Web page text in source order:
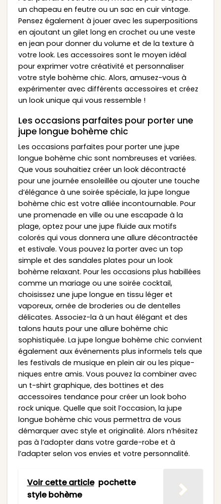
un chapeau en feutre ou un sac en cuir vintage.
Pensez également à jouer avec les superpositions
en ajoutant un gilet long en crochet ou une veste
en jean pour donner du volume et de la texture à
votre look. Les accessoires sont le moyen idéal
pour exprimer votre créativité et personnaliser
votre style bohème chic. Alors, amusez-vous à
expérimenter avec différents accessoires et créez
un look unique qui vous ressemble !
Les occasions parfaites pour porter une
jupe longue bohème chic
Les occasions parfaites pour porter une jupe
longue bohème chic sont nombreuses et variées.
Que vous souhaitiez créer un look décontracté
pour une journée ensoleillée ou ajouter une touche
d’élégance à une soirée spéciale, la jupe longue
bohème chic est votre alliée incontournable. Pour
une promenade en ville ou une escapade à la
plage, optez pour une jupe fluide aux motifs
colorés qui vous donnera une allure décontractée
et estivale. Vous pouvez la porter avec un top
simple et des sandales plates pour un look
bohème relaxant. Pour les occasions plus habillées
comme un mariage ou une soirée cocktail,
choisissez une jupe longue en tissu léger et
vaporeux, ornée de broderies ou de dentelles
délicates. Associez-la à un haut élégant et des
talons hauts pour une allure bohème chic
sophistiquée. La jupe longue bohème chic convient
également aux événements plus informels tels que
les festivals de musique en plein air ou les pique-
niques entre amis. Vous pouvez la combiner avec
un t-shirt graphique, des bottines et des
accessoires tendance pour créer un look boho
rock unique. Quelle que soit l’occasion, la jupe
longue bohème chic vous permettra de vous
démarquer avec style et originalité. Alors n’hésitez
pas à l’adopter dans votre garde-robe et à
l’adapter selon vos envies et votre personnalité.
Voir cette article pochette
style bohème